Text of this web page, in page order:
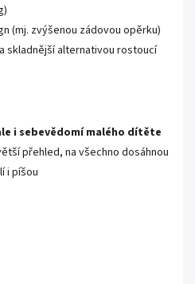
(mj. zvýšenou zádovou opěrku)
skladnější alternativou rostoucí
i sebevědomí malého dítěte
přehled, na všechno dosáhnou
i píšou